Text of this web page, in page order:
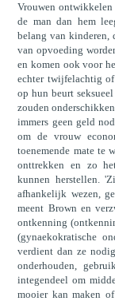
Vrouwen ontwikkelen
de man dan hem
belang van kinderen,
van opvoeding
en komen ook voor
echter twijfelachtig of
op hun beurt
zouden
immers geen geld
om de vrouw
toenemende mate te
onttrekken en zo
kunnen herstellen.
afhankelijk wezen,
meent Brown en
ontkenning
(gynaekokratische
verdient dan ze
onderhouden,
integendeel om
mooier kan maken